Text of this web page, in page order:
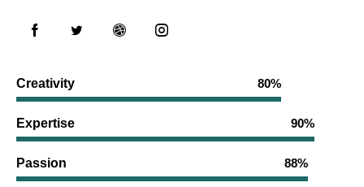
Creativity 80%
Expertise 90%
Passion 88%